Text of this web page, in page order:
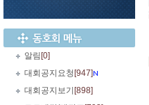
알림 [0]
대회공지요청 [947]
대회공지보기 [898]